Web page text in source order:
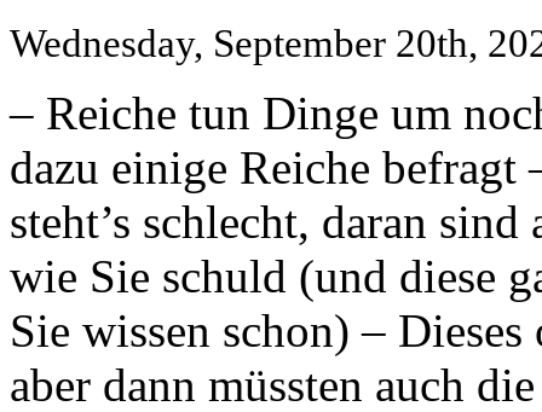
Wednesday, September 20th,
– Reiche tun Dinge um
dazu einige Reiche befragt
steht’s schlecht, daran
wie Sie schuld (und diese
Sie wissen schon) –
aber dann müssten auch